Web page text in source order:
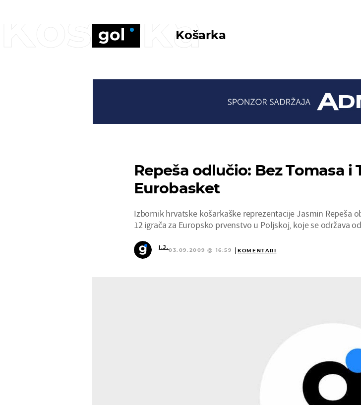
Košarka
Košarka
Repeša odlučio: Bez Tomasa i
Eurobasket
Izbornik hrvatske košarkaške reprezentacije Jasmin Repeša
12 igrača za Europsko prvenstvo u Poljskoj, koje se održava
I.J.
03.09.2009 @ 16:59 KOMENTARI